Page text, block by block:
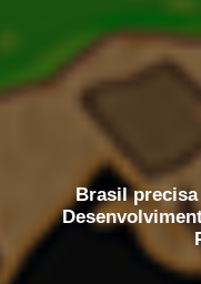
Brasil precisa